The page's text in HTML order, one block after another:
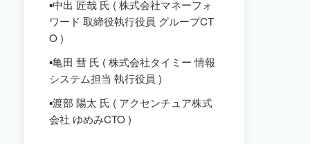
▪️中出 匠哉 氏 ( 株式会社マネーフォ
ワード 取締役執行役員 グループCT
O )
▪️亀田 彗 氏 ( 株式会社タイミー 情報
システム担当 執行役員 )
▪️渡部 陽太 氏 ( アクセンチュア株式
会社 ゆめみCTO )